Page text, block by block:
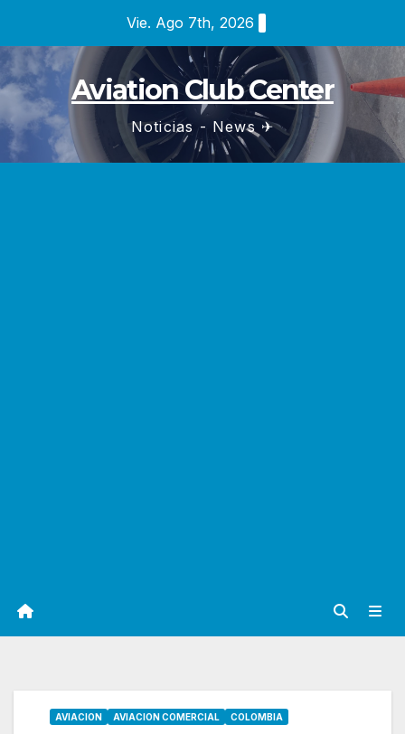
contenido
Vie. Ago 7th, 2026
Aviation Club Center
Noticias - News ✈
AVIACION AVIACION COMERCIAL COLOMBIA